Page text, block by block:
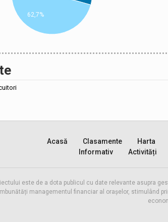
62,7%
Acasă Clasamente Harta
Informativ
Activități
este de a dota publicul cu date relevante asupra
managementul financiar al orașelor, stimulând